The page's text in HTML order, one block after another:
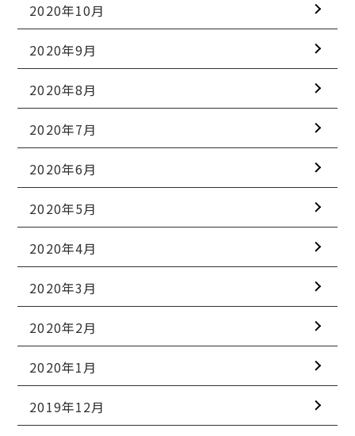
2020年10月
2020年9月
2020年8月
2020年7月
2020年6月
2020年5月
2020年4月
2020年3月
2020年2月
2020年1月
2019年12月